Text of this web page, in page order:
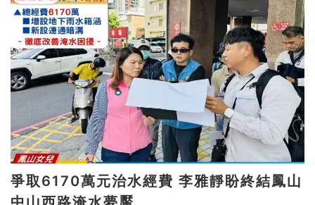
爭取6170萬元治水經費 李雅靜盼終結鳳山